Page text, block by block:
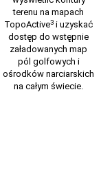
terenu na mapach
TopoActive3 i uzyskać
dostęp do wstępnie
załadowanych map
pól golfowych i
ośrodków narciarskich
na całym świecie.